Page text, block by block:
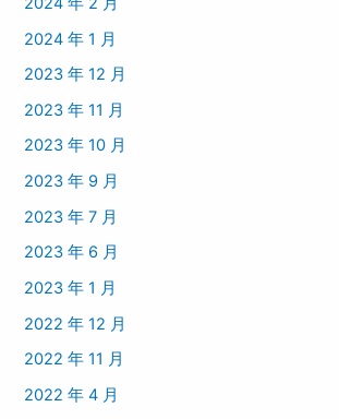
2024 年 1 月
2023 年 12 月
2023 年 11 月
2023 年 10 月
2023 年 9 月
2023 年 7 月
2023 年 6 月
2023 年 1 月
2022 年 12 月
2022 年 11 月
2022 年 4 月